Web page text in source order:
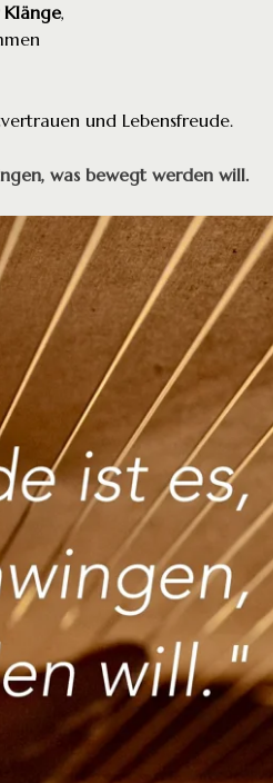
,
und Lebensfreude.
was bewegt werden will.